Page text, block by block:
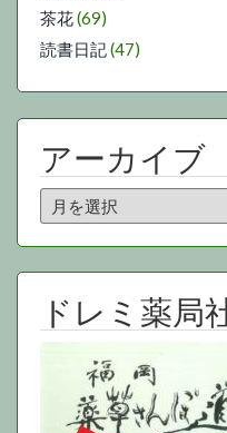
茶花(69)
読書日記(47)
アーカイブ
ア
ー
カ
イ
ドレミ薬局